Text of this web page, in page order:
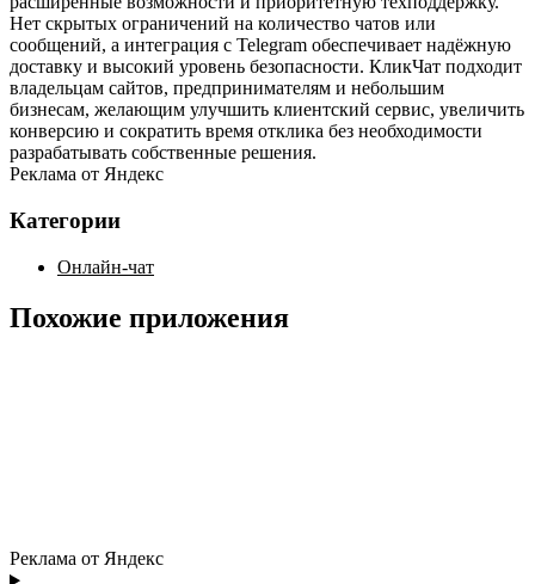
Нет скрытых ограничений на количество чатов или
сообщений, а интеграция с Telegram обеспечивает надёжную
доставку и высокий уровень безопасности. КликЧат подходит
владельцам сайтов, предпринимателям и небольшим
бизнесам, желающим улучшить клиентский сервис, увеличить
конверсию и сократить время отклика без необходимости
разрабатывать собственные решения.
Реклама от Яндекс
Категории
Онлайн-чат
Похожие приложения
Реклама от Яндекс